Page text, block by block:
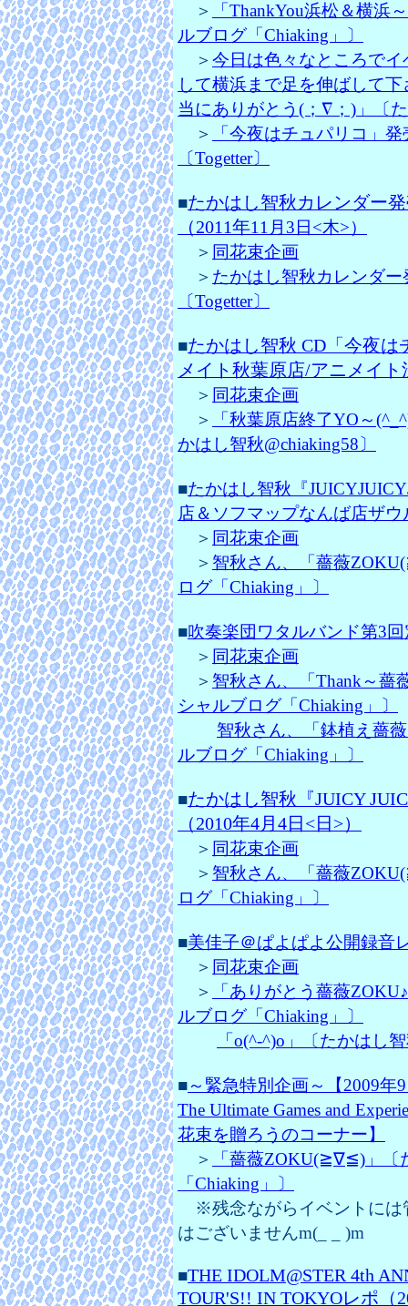
＞
「ThankYou浜松＆横浜
ルブログ「Chiaking」〕
＞ 今日は色々なところで
して横浜まで足を伸ばして
当にありがとう(；∇；)」〔
＞
「今夜はチュパリコ」
〔Togetter〕
■たかはし智秋カレンダー
（2011年11月3日<木>）
＞ 同花束企画
＞ たかはし智秋カレンダ
〔Togetter〕
■たかはし智秋 CD「今夜は
メイト秋葉原店/アニメイト
＞ 同花束企画
＞
「秋葉原店終了YO～
かはし智秋@chiaking58〕
■たかはし智秋『
店＆ソフマップなんば店ザ
＞ 同花束企画
＞ 智秋さん、「薔薇
ログ「Chiaking」〕
■吹奏楽団ワタルバンド第3
＞ 同花束企画
＞ 智秋さん、「Thank～薔
シャルブログ「Chiaking」〕
智秋さん、「鉢植え薔
ルブログ「Chiaking」〕
■たかはし智秋『JUICY
（2010年4月4日<日>）
＞ 同花束企画
＞ 智秋さん、「薔薇
ログ「Chiaking」〕
■美佳子＠ぱよぱよ公開録音
＞ 同花束企画
＞
「ありがとう薔薇
ルブログ「Chiaking」〕
「o(^-^)o」〔たかはし
■～緊急特別企画～【2009年
The Ultimate Games and
花束を贈ろうのコーナー】
＞
「薔薇ZOKU(≧∇≦)」〔
「Chiaking」〕
※残念ながらイベントには
はございませんm(_ _ )m
■THE IDOLM@STER 4th
TOUR'S!! IN TOKYOレポ（